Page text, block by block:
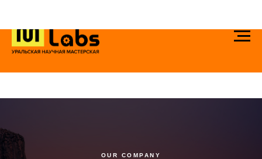
OUR COMPANY